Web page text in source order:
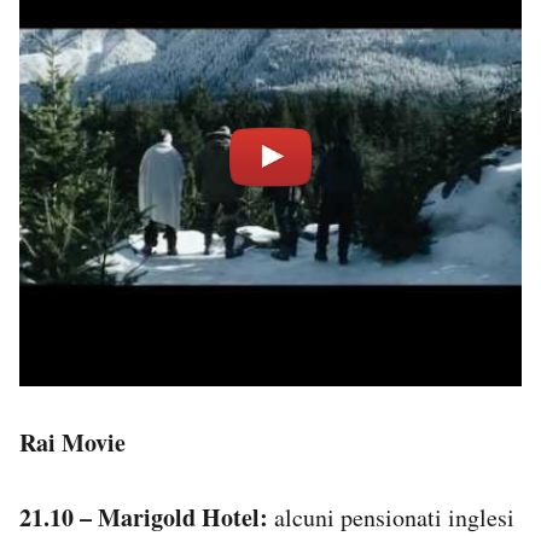
Rai Movie
21.10 – Marigold Hotel: alcuni pensionati inglesi